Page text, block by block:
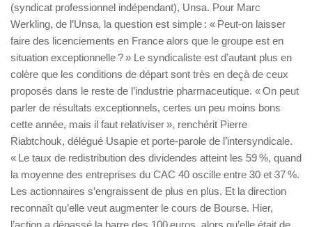
(syndicat professionnel indépendant), Unsa. Pour Marc
Werkling, de l’Unsa, la question est simple : « Peut-on laisser
faire des licenciements en France alors que le groupe est en
situation exceptionnelle ? » Le syndicaliste est d’autant plus en
colère que les conditions de départ sont très en deçà de ceux
proposés dans le reste de l’industrie pharmaceutique. « On peut
parler de résultats exceptionnels, certes un peu moins bons
cette année, mais il faut relativiser », renchérit Pierre
Riabtchouk, délégué Usapie et porte-parole de l’intersyndicale.
« Le taux de redistribution des dividendes atteint les 59 %, quand
la moyenne des entreprises du CAC 40 oscille entre 30 et 37 %.
Les actionnaires s’engraissent de plus en plus. Et la direction
reconnaît qu’elle veut augmenter le cours de Bourse. Hier,